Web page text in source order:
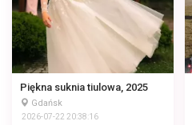
Piękna suknia tiulowa, 2025
Gdańsk
2026-07-22 20:38:16